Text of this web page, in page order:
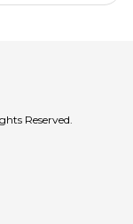
Reserved.